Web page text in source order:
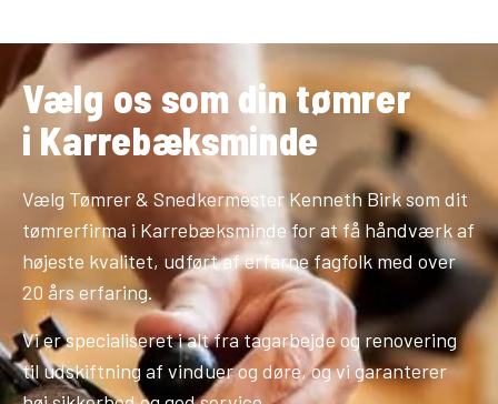
Vælg os som din tømrer
i Karrebæksminde
Vælg Tømrer & Snedkermester Kenneth Birk som dit
tømrerfirma i Karrebæksminde for at få håndværk af
højeste kvalitet, udført af erfarne fagfolk med over
20 års erfaring.
Vi er specialiseret i alt fra tagarbejde og renovering
til udskiftning af vinduer og døre, og vi garanterer